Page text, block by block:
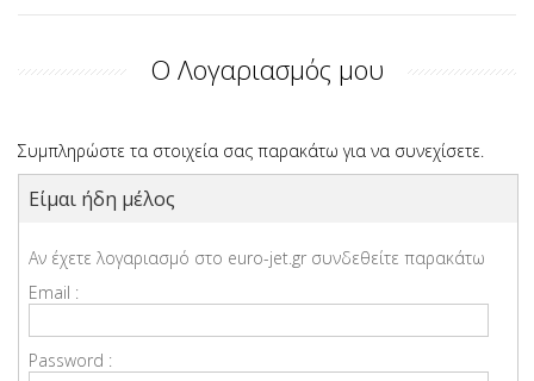
Ο Λογαριασμός μου
Συμπληρώστε τα στοιχεία σας παρακάτω για να συνεχίσετε.
Είμαι ήδη μέλος
Αν έχετε λογαριασμό στο euro-jet.gr συνδεθείτε παρακάτω
Email :
Password :